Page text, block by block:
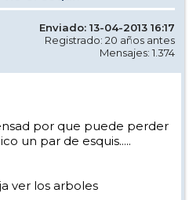
Enviado: 13-04-2013 16:17
Registrado: 20 años antes
Mensajes: 1.374
por que puede perder
un par de esquis.....
ver los arboles